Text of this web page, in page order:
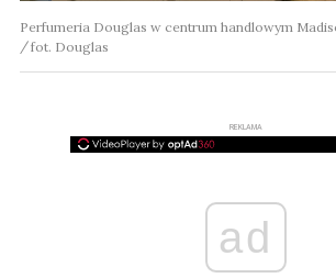
Perfumeria Douglas w centrum handlowym
fot. Douglas
REKLAMA
ad